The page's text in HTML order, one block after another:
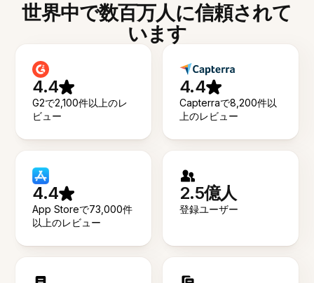
世界中で数百万人に信頼されて
います
4.4
G2で2,100件以上のレ
ビュー
4.4
Capterraで8,200件以
上のレビュー
4.4
App Storeで73,000件
以上のレビュー
2.5億人
登録ユーザー